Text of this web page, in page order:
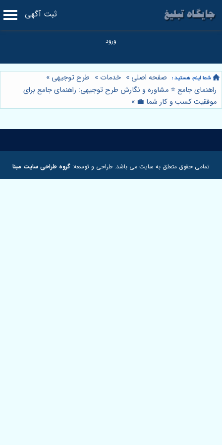
ثبت آگهی
صفحه اصلی » خدمات » طرح توجیهی »
راهنمای جامع ⭐️ مشاوره و نگارش طرح توجیهی: راهنمای جامع برای
موفقیت کسب و کار شما 💼 »
تمامی حقوق متعلق به سایت می باشد. طراحی و توسعه: گروه طراحی سایت مبنا